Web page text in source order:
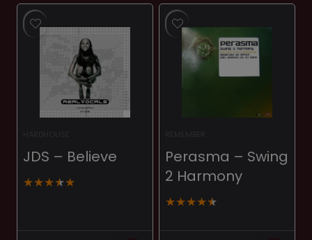
JDS – Believe
★★★★★
Perasma ‎– Swing
2 Harmony
★★★★★